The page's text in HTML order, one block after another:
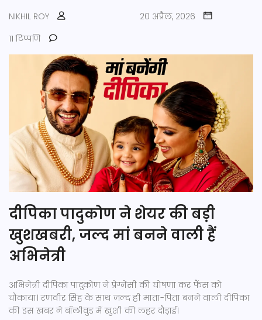
NIKHIL ROY
20 अप्रैल, 2026
11 टिप्पणि
दीपिका पादुकोण ने शेयर की बड़ी
खुशखबरी, जल्द मां बनने वाली हैं
अभिनेत्री
अभिनेत्री दीपिका पादुकोण ने प्रेग्नेंसी की घोषणा कर फैंस को
चौंकाया। रणवीर सिंह के साथ जल्द ही माता-पिता बनने वाली दीपिका
की इस खबर ने बॉलीवुड में खुशी की लहर दौड़ाई।